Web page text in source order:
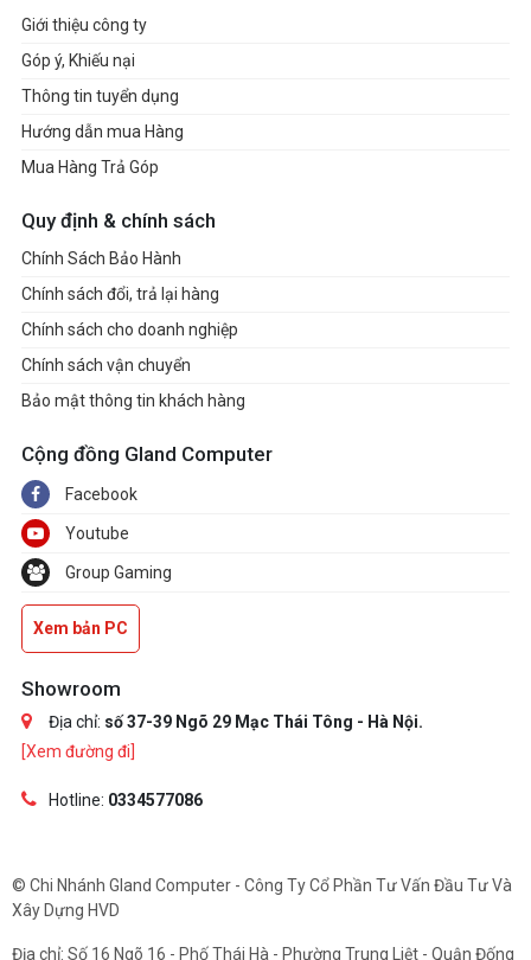
Giới thiệu công ty
Góp ý, Khiếu nại
Thông tin tuyển dụng
Hướng dẫn mua Hàng
Mua Hàng Trả Góp
Quy định & chính sách
Chính Sách Bảo Hành
Chính sách đổi, trả lại hàng
Chính sách cho doanh nghiệp
Chính sách vận chuyển
Bảo mật thông tin khách hàng
Cộng đồng Gland Computer
Facebook
Youtube
Group Gaming
Xem bản PC
Showroom
Địa chỉ: số 37-39 Ngõ 29 Mạc Thái Tông - Hà Nội.
[Xem đường đi]
Hotline: 0334577086
© Chi Nhánh Gland Computer - Công Ty Cổ Phần Tư Vấn Đầu Tư Và
Xây Dựng HVD
Địa chỉ: Số 16 Ngõ 16 - Phố Thái Hà - Phường Trung Liệt - Quận Đống